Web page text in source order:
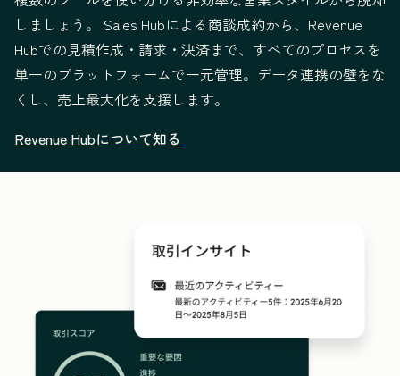
しましょう。 Sales Hubによる商談成約から、Revenue
Hubでの見積作成・請求・決済まで、すべてのプロセスを
単一のプラットフォームで一元管理。データ連携の壁をな
くし、売上最大化を支援します。
Revenue Hubについて知る